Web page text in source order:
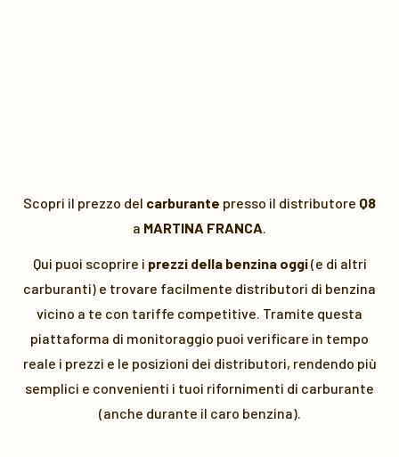
Scopri il prezzo del carburante presso il distributore Q8
a MARTINA FRANCA.
Qui puoi scoprire i prezzi della benzina oggi(e di altri
carburanti) e trovare facilmente distributori di benzina
vicino a te con tariffe competitive. Tramite questa
piattaforma di monitoraggio puoi verificare in tempo
reale i prezzi e le posizioni dei distributori, rendendo più
semplici e convenienti i tuoi rifornimenti di carburante
(anche durante il caro benzina).